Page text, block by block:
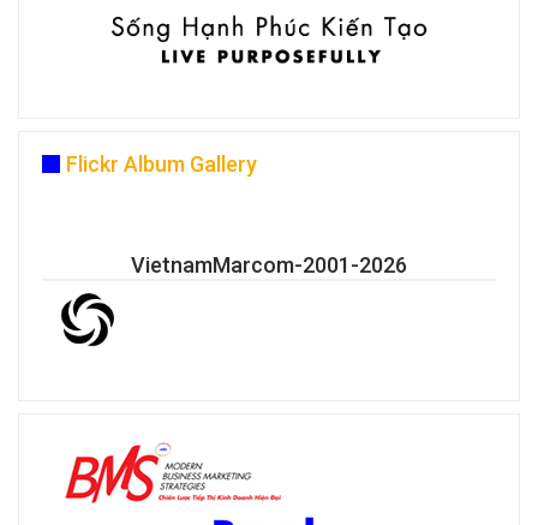
Flickr Album Gallery
VietnamMarcom-2001-2026